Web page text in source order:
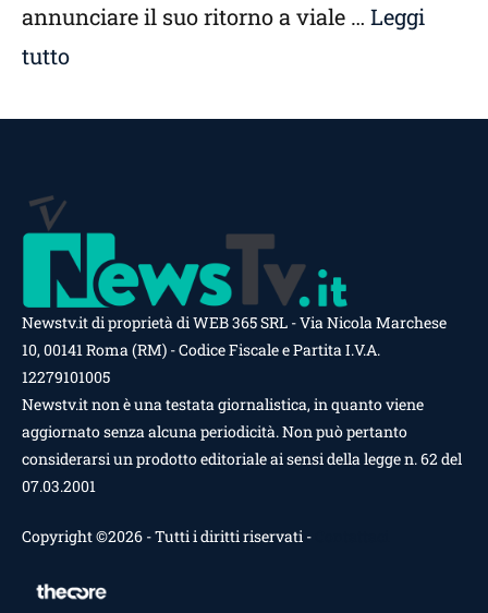
annunciare il suo ritorno a viale … Leggi
tutto
Newstv.it di proprietà di WEB 365 SRL - Via Nicola Marchese
10, 00141 Roma (RM) - Codice Fiscale e Partita I.V.A.
12279101005
Newstv.it non è una testata giornalistica, in quanto viene
aggiornato senza alcuna periodicità. Non può pertanto
considerarsi un prodotto editoriale ai sensi della legge n. 62 del
07.03.2001
Copyright ©2026 - Tutti i diritti riservati -